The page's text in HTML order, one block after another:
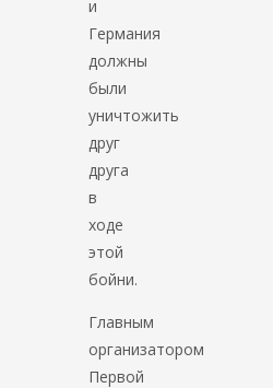
и
Германия
должны
были
уничтожить
друг
друга
в
ходе
этой
бойни.
Главным
организатором
Первой